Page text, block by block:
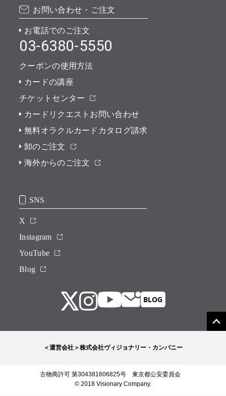
お問い合わせ・ご注文
お電話でのご注文
03-6380-5550
クーポンの使用方法
カードの講座
チケットセンター
カードリクエストお問い合わせ
無料オラクルカードカタログ請求
卸のご注文
海外からのご注文
SNS
X
Instagram
YouTube
Blog
＜運営会社＞株式会社ヴィジョナリー・カンパニー
古物商許可 第304381606825号 東京都公安委員会
© 2018 Visionary Company.